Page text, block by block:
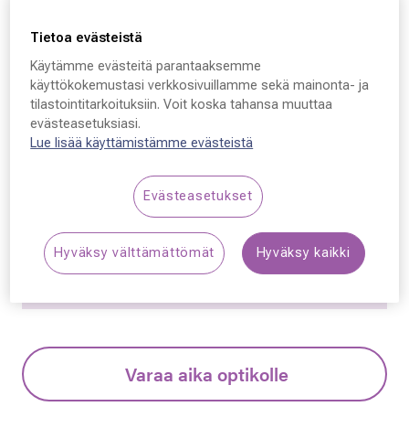
Gucci GG1359, 004 54 -
16 - 140
199,50 €
Hinta alennettu
399,00 €Alennettu hinta
Alin hinta 30 päivän aikana ennen alennusta: 399,00 €
Synttäriale! Kaikki silmälasit –50 % sisältäen
linssit ja kehykset.
Lue lisää!
Varaa aika optikolle
Tietoa evästeistä
Käytämme evästeitä parantaaksemme
käyttökokemustasi verkkosivuillamme sekä mainonta- ja
tilastointitarkoituksiin. Voit koska tahansa muuttaa
evästeasetuksiasi.
Lue lisää käyttämistämme evästeistä
Evästeasetukset
Hyväksy välttämättömät Hyväksy kaikki